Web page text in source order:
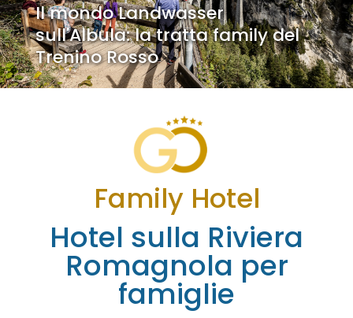
Il mondo Landwasser
sull'Albula: la tratta family del
Trenino Rosso
Family Hotel
Hotel sulla Riviera
Romagnola per
famiglie